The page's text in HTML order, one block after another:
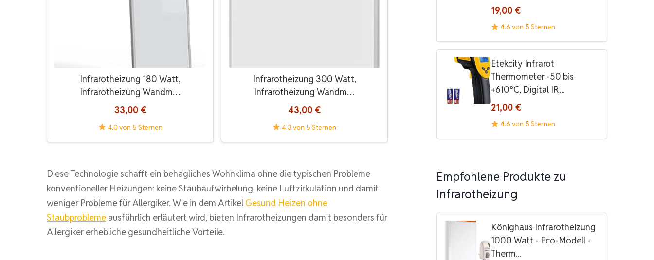
Infrarotheizung 180 Watt,
Infrarotheizung Wandm…
33,00 €
4.0 von 5 Sternen
Infrarotheizung 300 Watt,
Infrarotheizung Wandm…
43,00 €
4.3 von 5 Sternen
Diese Technologie schafft ein behagliches Wohnklima ohne die typischen Probleme
konventioneller Heizungen: keine Staubaufwirbelung, keine Luftzirkulation und damit
weniger Probleme für Allergiker. Wie in dem Artikel Gesund Heizen ohne
Staubprobleme ausführlich erläutert wird, bieten Infrarotheizungen damit besonders für
Allergiker erhebliche gesundheitliche Vorteile.
19,00 €
4.6 von 5 Sternen
Etekcity Infrarot
Thermometer -50 bis
+610°C, Digital IR...
21,00 €
4.6 von 5 Sternen
Empfohlene Produkte zu
Infrarotheizung
Könighaus Infrarotheizung
1000 Watt - Eco-Modell -
Therm...